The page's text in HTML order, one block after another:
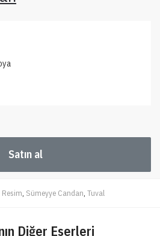
Satın al
Resim, Sümeyye Candan, Tuval
Diğer Eserleri